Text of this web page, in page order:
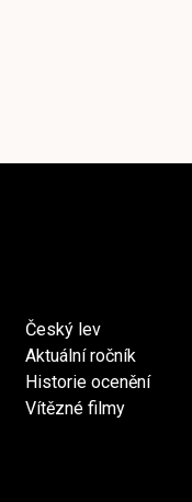
Český lev
Aktuální ročník
Historie ocenění
Vítězné filmy